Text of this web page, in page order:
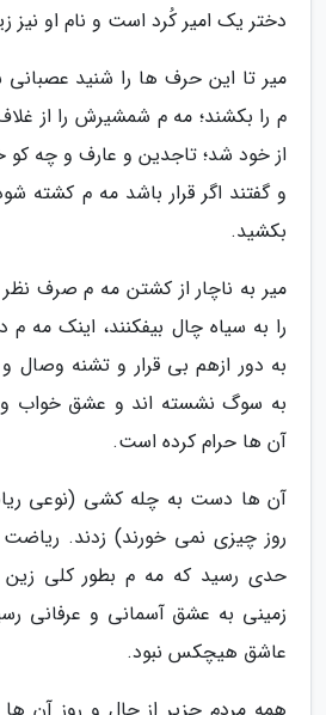
دختر یک امیر کُرد است و نام او
میر تا این حرف ها را شنید
م را بکشند؛ مه م شمشیرش را از
از خود شد؛ تاجدین و عارف و چه کو
و گفتند اگر قرار باشد مه م کشته
بکشید.
میر به ناچار از کشتن مه م صرف
را به سیاه چال بیفکنند، اینک مه
به دور ازهم بی قرار و تشنه وصال
به سوگ نشسته اند و عشق خواب
آن ها حرام کرده است.
آن ها دست به چله کشی (نوعی
روز چیزی نمی خورند) زدند.
حدی رسید که مه م بطور کلی زین
زمینی به عشق آسمانی و عرفانی
عاشق هیچکس نبود.